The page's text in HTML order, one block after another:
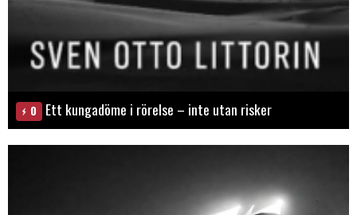
0 Ett kungadöme i rörelse – inte utan risker